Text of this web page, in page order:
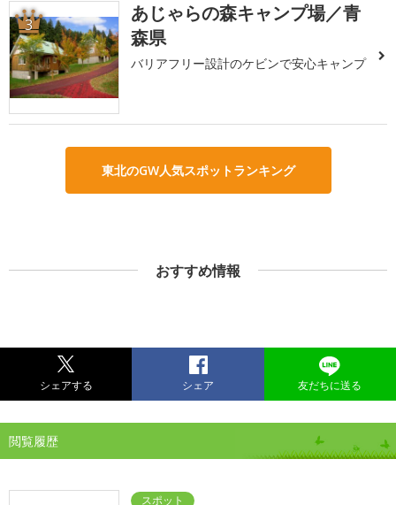
3
あじゃらの森キャンプ場／青
森県
バリアフリー設計のケビンで安心キャンプ
東北のGW人気スポットランキング
おすすめ情報
シェアする シェア 友だちに送る
閲覧履歴